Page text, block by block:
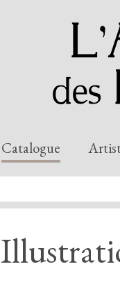
Catalogue